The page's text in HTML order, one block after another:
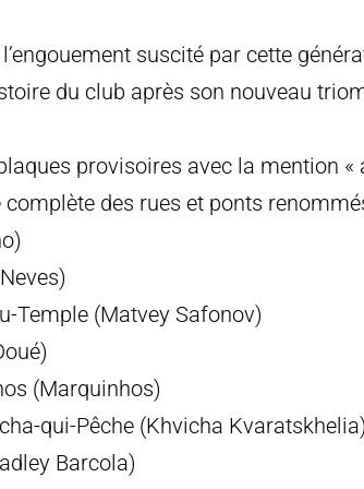
suscité par cette
du club après son nouveau
provisoires avec la mention «
des rues et ponts
Temple (Matvey Safonov)
(Marquinhos)
qui-Pêche (Khvicha Kvaratskhelia)
Barcola)